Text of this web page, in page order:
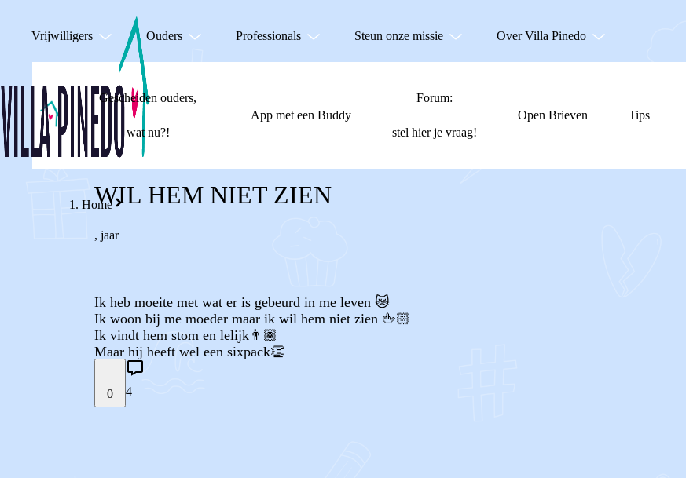
Vrijwilligers Ouders Professionals Steun onze missie Over Villa Pinedo
Gescheiden ouders,
wat nu?!
App met een Buddy
Forum:
stel hier je vraag!
Open Brieven Tips
Home
WIL HEM NIET ZIEN
, jaar
Ik heb moeite met wat er is gebeurd in me leven 😿
Ik woon bij me moeder maar ik wil hem niet zien 🖕🏻
Ik vindt hem stom en lelijk👨🏽
Maar hij heeft wel een sixpack👏
0 4